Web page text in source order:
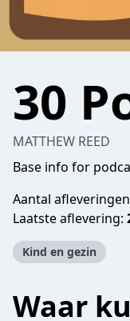
30
MATTHEW REED
Base info for
Aantal
Laatste aflevering:
Kind en gezin
Waar